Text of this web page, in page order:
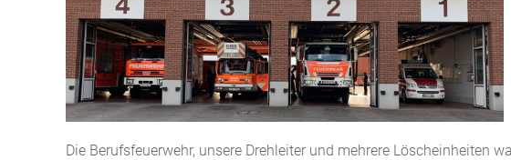
Die Berufsfeuerwehr, unsere Drehleiter und mehrere Löscheinheiten